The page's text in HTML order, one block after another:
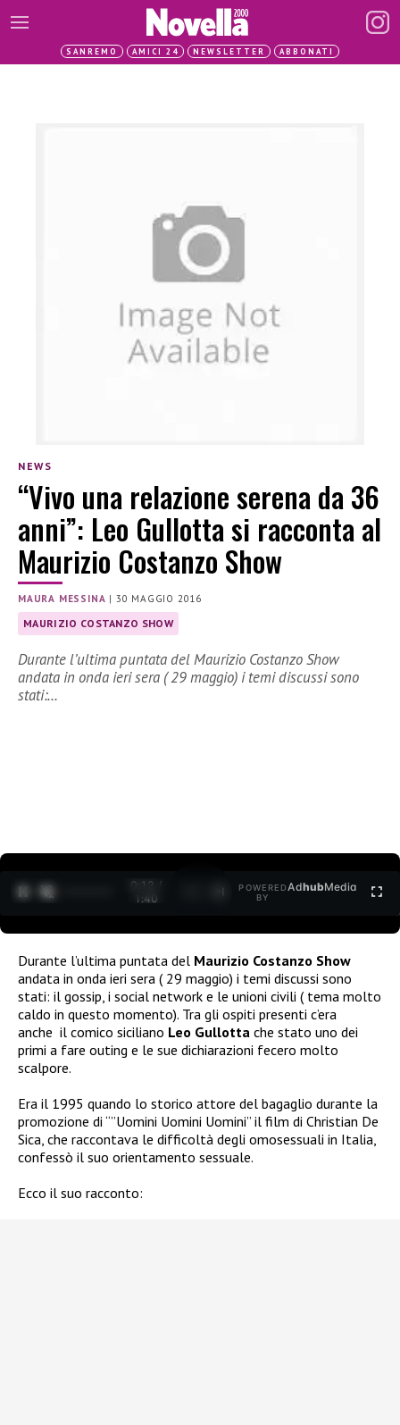
SANREMO AMICI 24 NEWSLETTER ABBONATI
NEWS
“Vivo una relazione serena da 36
anni”: Leo Gullotta si racconta al
Maurizio Costanzo Show
MAURA MESSINA | 30 MAGGIO 2016
MAURIZIO COSTANZO SHOW
Durante l’ultima puntata del Maurizio Costanzo Show
andata in onda ieri sera ( 29 maggio) i temi discussi sono
stati:…
0:12 /
1:40
POWERED
BY
AdhubMedia
Durante l’ultima puntata del Maurizio Costanzo Show
andata in onda ieri sera ( 29 maggio) i temi discussi sono
stati: il gossip, i social network e le unioni civili ( tema molto
caldo in questo momento). Tra gli ospiti presenti c’era
anche il comico siciliano Leo Gullotta che stato uno dei
primi a fare outing e le sue dichiarazioni fecero molto
scalpore.
Era il 1995 quando lo storico attore del bagaglio durante la
promozione di “”Uomini Uomini Uomini” il film di Christian De
Sica, che raccontava le difficoltà degli omosessuali in Italia,
confessò il suo orientamento sessuale.
Ecco il suo racconto: